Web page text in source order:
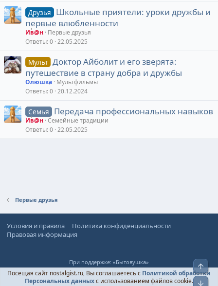
Друзья
Школьные приятели: уроки дружбы и
первые влюбленности
Ив@н Первые друзья
Ответы 0 22.05.2025
Мульт Доктор Айболит и его зверята:
путешествие в страну добра и дружбы
Олюшка Мультфильмы
Ответы 0 20.12.2024
Семья Передача профессиональных навыков
Ив@н Семейные традиции
Ответы 0 22.05.2025
Первые друзья
Условия и правила
Политика конфиденциальности
Правовая информация
При поддержке: «Бытовушка»
© Ностальгист, 2024-2026
Посещая сайт nostalgist.ru, Вы соглашаетесь с Политикой обработки
Персональных данныхс использованием файлов cookie.
Верх